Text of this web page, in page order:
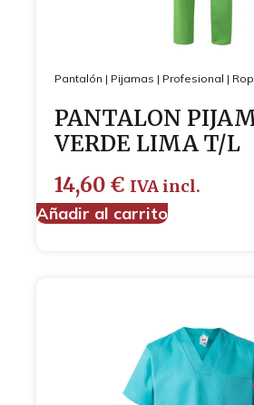
Pantalón | Pijamas | Profesional |
PANTALON
VERDE LIMA T/L
14,60 € IVA incl.
Añadir al carrito